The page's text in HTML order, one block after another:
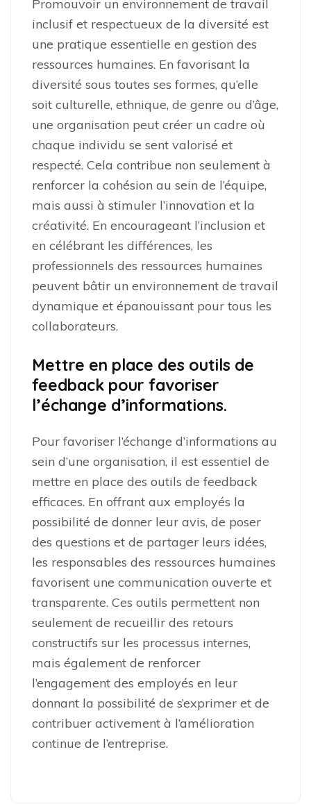
Promouvoir un environnement de travail
inclusif et respectueux de la diversité est
une pratique essentielle en gestion des
ressources humaines. En favorisant la
diversité sous toutes ses formes, qu’elle
soit culturelle, ethnique, de genre ou d’âge,
une organisation peut créer un cadre où
chaque individu se sent valorisé et
respecté. Cela contribue non seulement à
renforcer la cohésion au sein de l’équipe,
mais aussi à stimuler l’innovation et la
créativité. En encourageant l’inclusion et
en célébrant les différences, les
professionnels des ressources humaines
peuvent bâtir un environnement de travail
dynamique et épanouissant pour tous les
collaborateurs.
Mettre en place des outils de
feedback pour favoriser
l’échange d’informations.
Pour favoriser l’échange d’informations au
sein d’une organisation, il est essentiel de
mettre en place des outils de feedback
efficaces. En offrant aux employés la
possibilité de donner leur avis, de poser
des questions et de partager leurs idées,
les responsables des ressources humaines
favorisent une communication ouverte et
transparente. Ces outils permettent non
seulement de recueillir des retours
constructifs sur les processus internes,
mais également de renforcer
l’engagement des employés en leur
donnant la possibilité de s’exprimer et de
contribuer activement à l’amélioration
continue de l’entreprise.